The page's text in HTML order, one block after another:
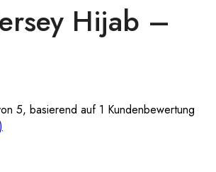
Hijab –
5, basierend auf 1 Kundenbewertung